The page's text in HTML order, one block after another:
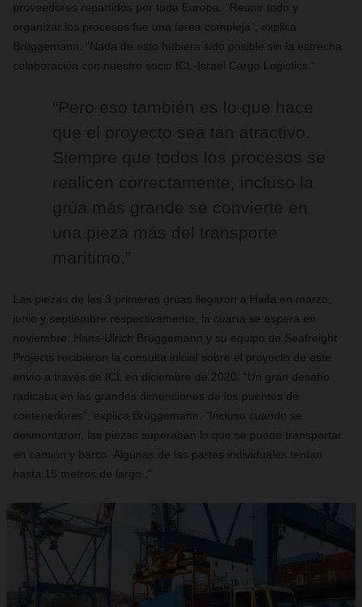
proveedores repartidos por toda Europa. “Reunir todo y
organizar los procesos fue una tarea compleja”, explica
Brüggemann. “Nada de esto hubiera sido posible sin la estrecha
colaboración con nuestro socio ICL-Israel Cargo Logistics.”
“Pero eso también es lo que hace
que el proyecto sea tan atractivo.
Siempre que todos los procesos se
realicen correctamente, incluso la
grúa más grande se convierte en
una pieza más del transporte
marítimo.”
Las piezas de las 3 primeras grúas llegaron a Haifa en marzo,
junio y septiembre respectivamente, la cuarta se espera en
noviembre. Hans-Ulrich Brüggemann y su equipo de Seafreight
Projects recibieron la consulta inicial sobre el proyecto de este
envío a través de ICL en diciembre de 2020. “Un gran desafío
radicaba en las grandes dimensiones de los puentes de
contenedores”, explica Brüggemann. “Incluso cuando se
desmontaron, las piezas superaban lo que se puede transportar
en camión y barco. Algunas de las partes individuales tenían
hasta 15 metros de largo ."